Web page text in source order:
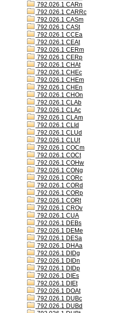
792.026.1 CARn
792.026.1 CARRc
792.026.1 CASm
792.026.1 CASt
792.026.1 CCEa
792.026.1 CEAt
792.026.1 CERm
792.026.1 CERp
792.026.1 CHAt
792.026.1 CHEc
792.026.1 CHEm
792.026.1 CHEn
792.026.1 CHOn
792.026.1 CLAb
792.026.1 CLAc
792.026.1 CLAm
792.026.1 CLId
792.026.1 CLUd
792.026.1 CLUt
792.026.1 COCm
792.026.1 COCt
792.026.1 COHw
792.026.1 CONg
792.026.1 CORc
792.026.1 CORd
792.026.1 CORp
792.026.1 CORt
792.026.1 CROv
792.026.1 CUA
792.026.1 DEBs
792.026.1 DEMe
792.026.1 DESa
792.026.1 DHAa
792.026.1 DIDg
792.026.1 DIDn
792.026.1 DIDp
792.026.1 DIEs
792.026.1 DIEt
792.026.1 DOAt
792.026.1 DUBc
792.026.1 DUBd